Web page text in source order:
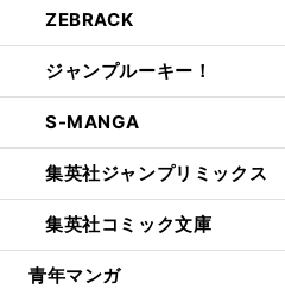
ZEBRACK
ジャンプルーキー！
S-MANGA
集英社ジャンプリミックス
集英社コミック文庫
青年マンガ